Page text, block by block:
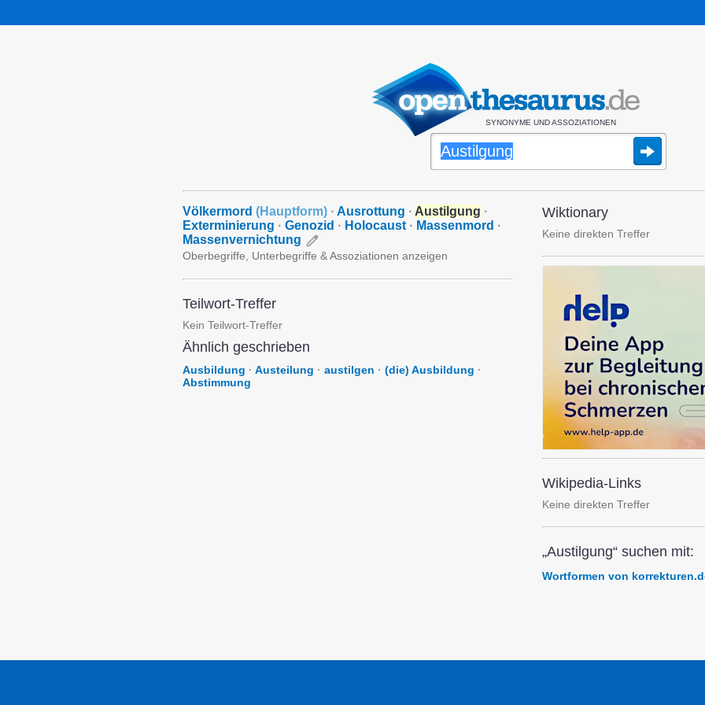
SYNONYME UND ASSOZIATIONEN
Völkermord (Hauptform) · Ausrottung · Austilgung ·
Exterminierung · Genozid · Holocaust · Massenmord ·
Massenvernichtung
Oberbegriffe, Unterbegriffe & Assoziationen anzeigen
Teilwort-Treffer
Kein Teilwort-Treffer
Ähnlich geschrieben
Ausbildung · Austeilung · austilgen · (die) Ausbildung ·
Abstimmung
Wiktionary
Keine direkten Treffer
Wikipedia-Links
Keine direkten Treffer
„Austilgung“ suchen mit:
Wortformen von